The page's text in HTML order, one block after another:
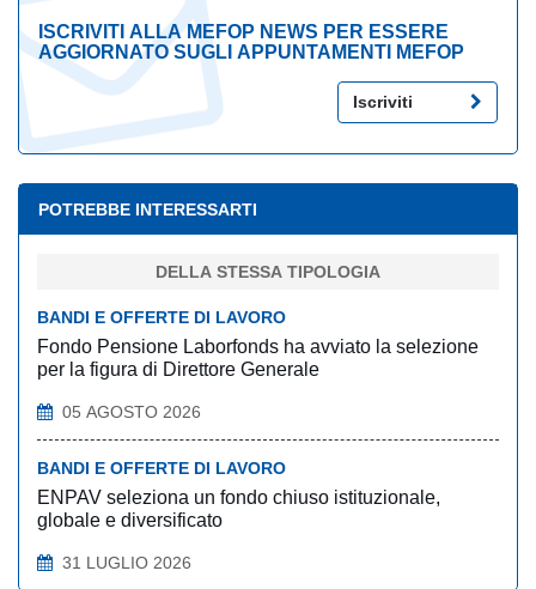
ISCRIVITI ALLA MEFOP NEWS PER ESSERE
AGGIORNATO SUGLI APPUNTAMENTI MEFOP
Iscriviti
POTREBBE INTERESSARTI
DELLA STESSA TIPOLOGIA
BANDI E OFFERTE DI LAVORO
Fondo Pensione Laborfonds ha avviato la selezione
per la figura di Direttore Generale
05 AGOSTO 2026
BANDI E OFFERTE DI LAVORO
ENPAV seleziona un fondo chiuso istituzionale,
globale e diversificato
31 LUGLIO 2026